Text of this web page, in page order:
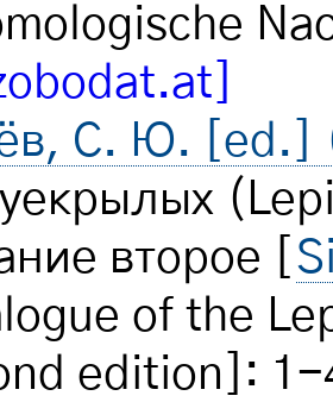
С. Ю. [ed.]
второе [
of the
edition]: 1-